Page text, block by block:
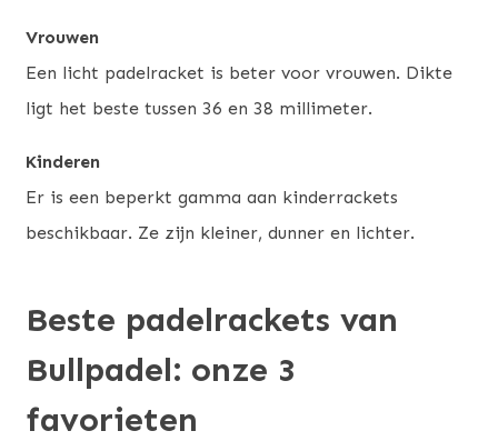
Vrouwen
Een licht padelracket is beter voor vrouwen. Dikte
ligt het beste tussen 36 en 38 millimeter.
Kinderen
Er is een beperkt gamma aan kinderrackets
beschikbaar. Ze zijn kleiner, dunner en lichter.
Beste padelrackets van
Bullpadel: onze 3
favorieten